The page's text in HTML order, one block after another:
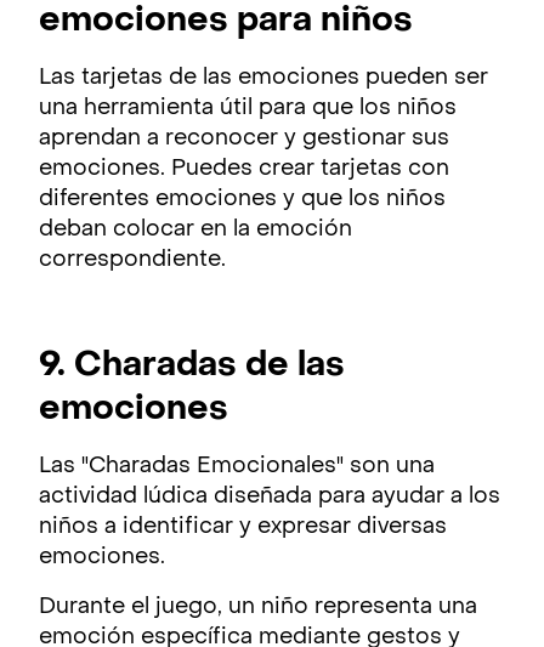
emociones para niños
Las tarjetas de las emociones pueden ser
una herramienta útil para que los niños
aprendan a reconocer y gestionar sus
emociones. Puedes crear tarjetas con
diferentes emociones y que los niños
deban colocar en la emoción
correspondiente.
9. Charadas de las
emociones
​Las "Charadas Emocionales" son una
actividad lúdica diseñada para ayudar a los
niños a identificar y expresar diversas
emociones.
Durante el juego, un niño representa una
emoción específica mediante gestos y